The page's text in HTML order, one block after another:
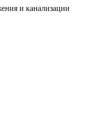
и канализации